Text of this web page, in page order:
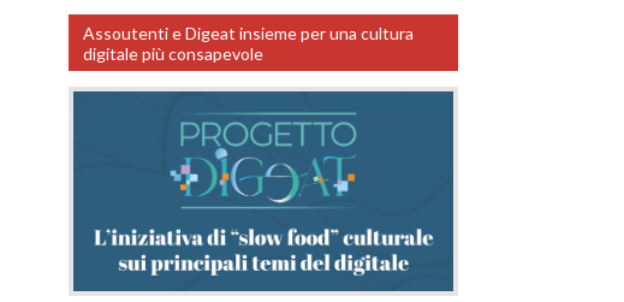
Assoutenti e Digeat insieme per una cultura
digitale più consapevole